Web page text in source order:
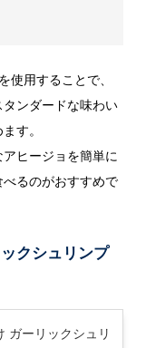
用することで、
ンダードな味わい
す。
ヒージョを簡単に
るのがおすすめで
クシュリンプ
ガーリックシュリ